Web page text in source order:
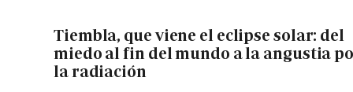
Tiembla, que viene el eclipse solar: del
miedo al fin del mundo a la angustia
la radiación